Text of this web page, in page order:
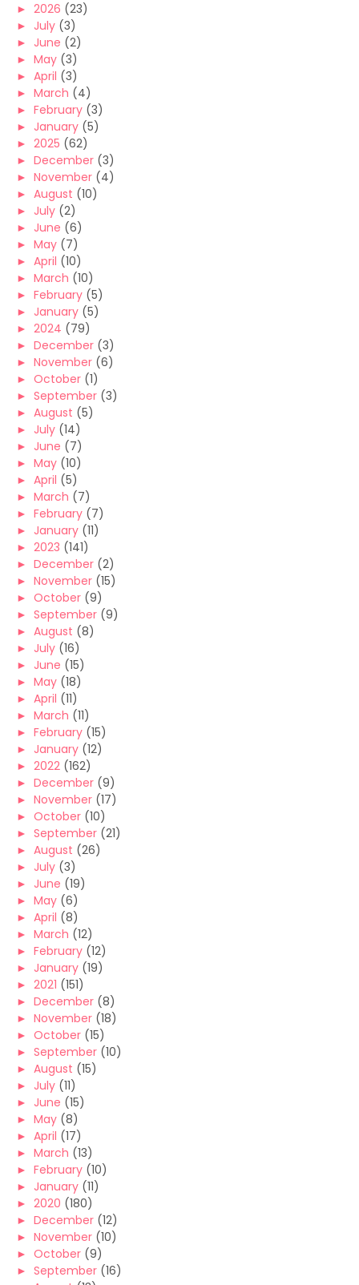
► 2026 (23)
► July (3)
► June (2)
► May (3)
► April (3)
► March (4)
► February (3)
► January (5)
► 2025 (62)
► December (3)
► November (4)
► August (10)
► July (2)
► June (6)
► May (7)
► April (10)
► March (10)
► February (5)
► January (5)
► 2024 (79)
► December (3)
► November (6)
► October (1)
► September (3)
► August (5)
► July (14)
► June (7)
► May (10)
► April (5)
► March (7)
► February (7)
► January (11)
► 2023 (141)
► December (2)
► November (15)
► October (9)
► September (9)
► August (8)
► July (16)
► June (15)
► May (18)
► April (11)
► March (11)
► February (15)
► January (12)
► 2022 (162)
► December (9)
► November (17)
► October (10)
► September (21)
► August (26)
► July (3)
► June (19)
► May (6)
► April (8)
► March (12)
► February (12)
► January (19)
► 2021 (151)
► December (8)
► November (18)
► October (15)
► September (10)
► August (15)
► July (11)
► June (15)
► May (8)
► April (17)
► March (13)
► February (10)
► January (11)
► 2020 (180)
► December (12)
► November (10)
► October (9)
► September (16)